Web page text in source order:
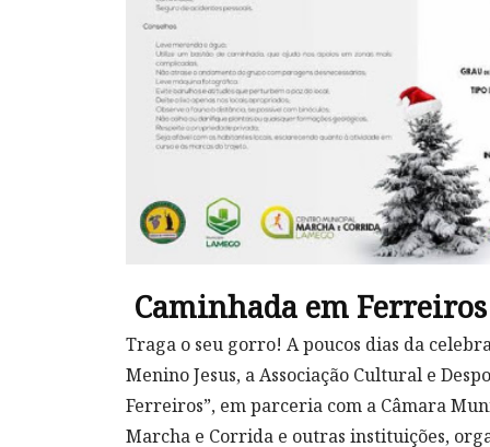
Caminhada em
Traga o seu gorro! A poucos dias da
Menino Jesus, a Associação Cultural e
Ferreiros”, em parceria com a Câmara
Marcha e Corrida e outras instituições,